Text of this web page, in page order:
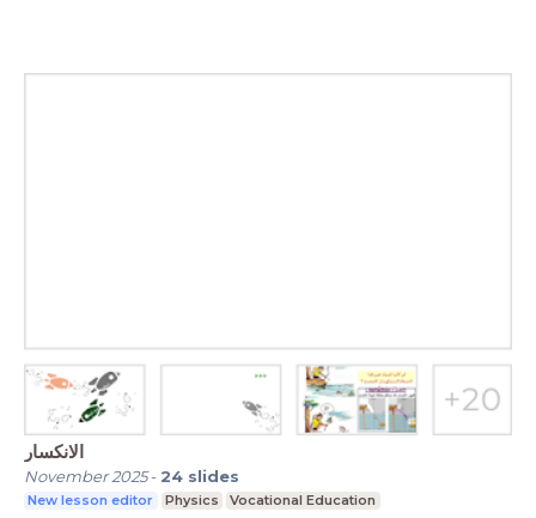
الانكسار
November 2025- 24 slides
New lesson editor Physics Vocational Education